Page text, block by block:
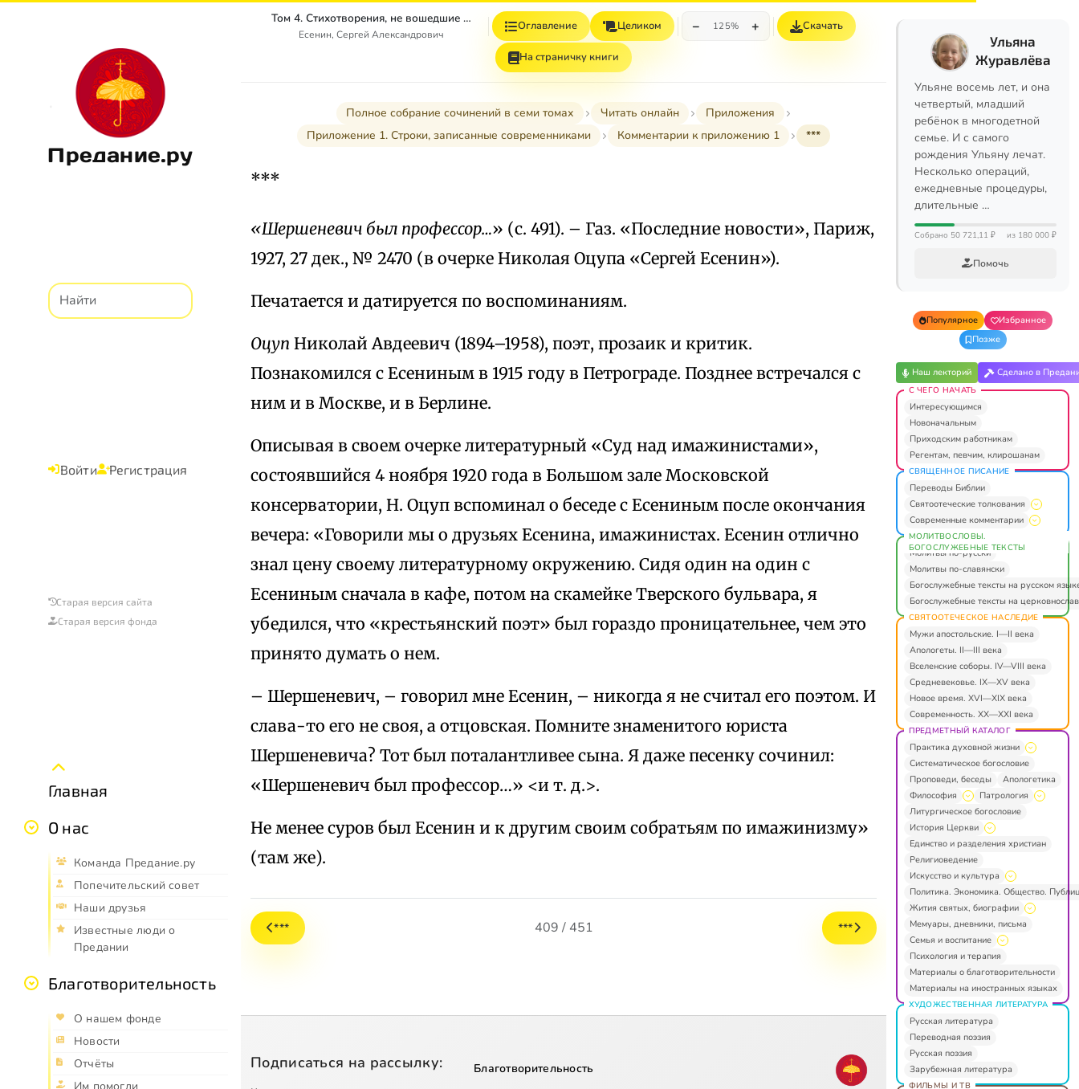
Предание.ру
Войти Регистрация
Старая версия сайта
Старая версия фонда
Главная
О нас
Команда Предание.ру
Попечительский совет
Наши друзья
Известные люди о
Предании
Благотворительность
О нашем фонде
Новости
Отчёты
Им помогли
Том 4. Стихотворения, не вошедшие в Собрание сочинений
Есенин, Сергей Александрович
Оглавление Целиком − 125% + Скачать
На страничку книги
Полное собрание сочинений в семи томах Читать онлайн
Приложения
Приложение 1. Строки, записанные современниками
Комментарии к приложению 1 ***
***
«Шершеневич был профессор…» (с. 491). – Газ. «Последние новости», Париж,
1927, 27 дек., № 2470 (в очерке Николая Оцупа «Сергей Есенин»).
Печатается и датируется по воспоминаниям.
Оцуп Николай Авдеевич (1894–1958), поэт, прозаик и критик.
Познакомился с Есениным в 1915 году в Петрограде. Позднее встречался с
ним и в Москве, и в Берлине.
Описывая в своем очерке литературный «Суд над имажинистами»,
состоявшийся 4 ноября 1920 года в Большом зале Московской
консерватории, Н. Оцуп вспоминал о беседе с Есениным после окончания
вечера: «Говорили мы о друзьях Есенина, имажинистах. Есенин отлично
знал цену своему литературному окружению. Сидя один на один с
Есениным сначала в кафе, потом на скамейке Тверского бульвара, я
убедился, что «крестьянский поэт» был гораздо проницательнее, чем это
принято думать о нем.
– Шершеневич, – говорил мне Есенин, – никогда я не считал его поэтом. И
слава-то его не своя, а отцовская. Помните знаменитого юриста
Шершеневича? Тот был поталантливее сына. Я даже песенку сочинил:
«Шершеневич был профессор…» <и т. д.>.
Не менее суров был Есенин и к другим своим собратьям по имажинизму»
(там же).
*** 409 / 451 ***
Подписаться на рассылку: Благотворительность
Ульяна
Журавлёва
Ульяне восемь лет, и она
четвертый, младший
ребёнок в многодетной
семье. И с самого
рождения Ульяну лечат.
Несколько операций,
ежедневные процедуры,
длительные …
Собрано 50 721,11 ₽ из 180 000 ₽
Помочь
Популярное
Избранное
Позже
Наш лекторий Сделано в
С ЧЕГО НАЧАТЬ
Интересующимся
Новоначальным
Приходским работникам
Регентам, певчим, клирошанам
СВЯЩЕННОЕ ПИСАНИЕ
Переводы Библии
Святоотеческие толкования
Современные комментарии
МОЛИТВОСЛОВЫ.
БОГОСЛУЖЕБНЫЕ ТЕКСТЫ
Молитвы по-русски
Молитвы по-славянски
Богослужебные тексты на русском
Богослужебные тексты на
СВЯТООТЕЧЕСКОЕ НАСЛЕДИЕ
Мужи апостольские. I—II века
Апологеты. II—III века
Вселенские соборы. IV—VIII века
Средневековье. IX—XV века
Новое время. XVI—XIX века
Современность. XX—XXI века
ПРЕДМЕТНЫЙ КАТАЛОГ
Практика духовной жизни
Систематическое богословие
Проповеди, беседы
Апологетика
Философия
Патрология
Литургическое богословие
История Церкви
Единство и разделения христиан
Религиоведение
Искусство и культура
Политика. Экономика. Общество.
Жития святых, биографии
Мемуары, дневники, письма
Семья и воспитание
Психология и терапия
Материалы о благотворительности
Материалы на иностранных языках
ХУДОЖЕСТВЕННАЯ ЛИТЕРАТУРА
Русская литература
Переводная поэзия
Русская поэзия
Зарубежная литература
ФИЛЬМЫ И ТВ